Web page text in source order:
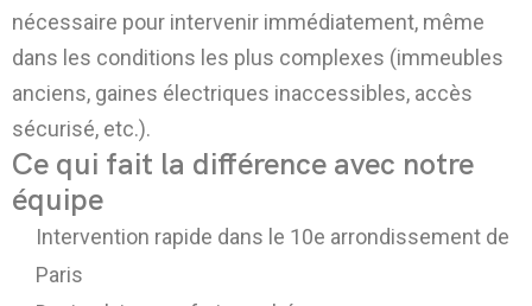
nécessaire pour intervenir immédiatement, même
dans les conditions les plus complexes (immeubles
anciens, gaines électriques inaccessibles, accès
sécurisé, etc.).
Ce qui fait la différence avec notre
équipe
Intervention rapide dans le 10e arrondissement de
Paris